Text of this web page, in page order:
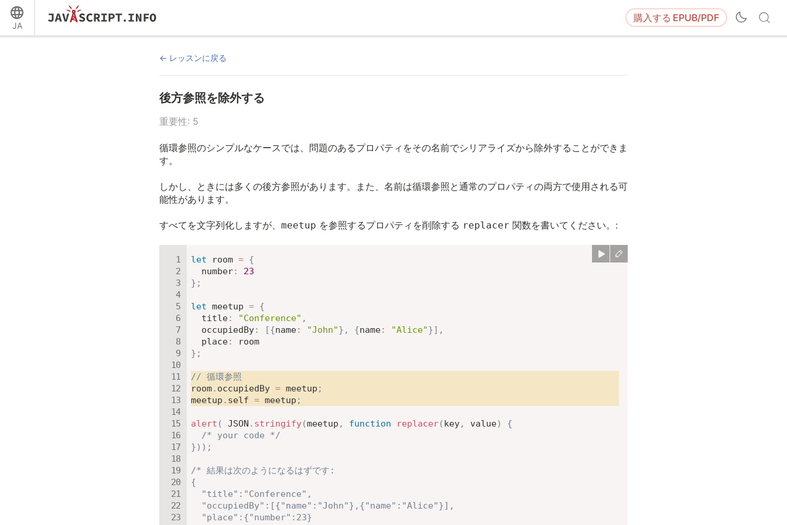
JA
購入する EPUB/PDF
レッスンに戻る
後方参照を除外する
重要性: 5
循環参照のシンプルなケースでは、問題のあるプロパティをその名前でシリアライズから除外することができま
す。
しかし、ときには多くの後方参照があります。また、名前は循環参照と通常のプロパティの両方で使用される可
能性があります。
すべてを文字列化しますが、 meetup を参照するプロパティを削除する replacer 関数を書いてください。:
let room = {
number:
23
} ;
let meetup = {
title: "Conference" ,
occupiedBy: [{name: "John"} , {name: "Alice"}] ,
place:
} ;
// 循環参照
room. occupiedBy = meetup ;
meetup . self = meetup ;
alert ( JSON . stringify(meetup , function replacer(key, value)
{
/* your code */
}) ) ;
/* 結果は次のようになるはずです:
{
  "title":"Conference",
  "occupiedBy":[{"name":"John"},{"name":"Alice"}],
  "place":{"number":23}